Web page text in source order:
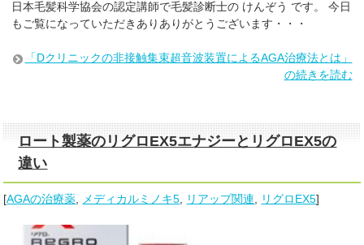
日本毛髪科学協会の認定講師で毛髪診断士の けんぞう です。 今日
もご覧になっていただきありありがとうございます・・・
「Dクリニックの非接触集束超音波装置によるAGA治療法とは」
の続きを読む
ロート製薬のリグロEX5エナジーとリグロEX5の
違い
[AGAの治療薬 メディカルミノキ5 リアップ関連 リグロEX5]